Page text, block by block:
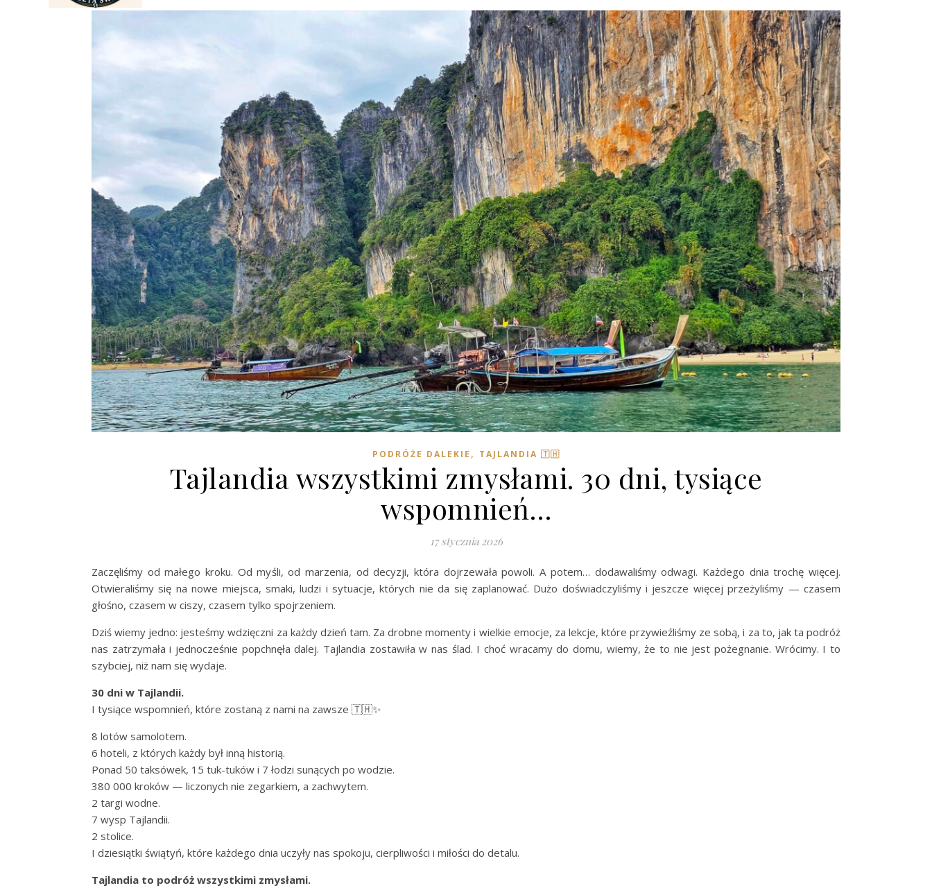
PODRÓŻE DALEKIE , TAJLANDIA 🇹🇭
Tajlandia wszystkimi zmysłami. 30 dni, tysiące
wspomnień…
17 stycznia 2026
Zaczęliśmy od małego kroku. Od myśli, od marzenia, od decyzji, która dojrzewała powoli. A potem… dodawaliśmy odwagi. Każdego dnia trochę więcej.
Otwieraliśmy się na nowe miejsca, smaki, ludzi i sytuacje, których nie da się zaplanować. Dużo doświadczyliśmy i jeszcze więcej przeżyliśmy — czasem
głośno, czasem w ciszy, czasem tylko spojrzeniem.
Dziś wiemy jedno: jesteśmy wdzięczni za każdy dzień tam. Za drobne momenty i wielkie emocje, za lekcje, które przywieźliśmy ze sobą, i za to, jak ta podróż
nas zatrzymała i jednocześnie popchnęła dalej. Tajlandia zostawiła w nas ślad. I choć wracamy do domu, wiemy, że to nie jest pożegnanie. Wrócimy. I to
szybciej, niż nam się wydaje.
30 dni w Tajlandii.
I tysiące wspomnień, które zostaną z nami na zawsze 🇹🇭✨
8 lotów samolotem.
6 hoteli, z których każdy był inną historią.
Ponad 50 taksówek, 15 tuk-tuków i 7 łodzi sunących po wodzie.
380 000 kroków — liczonych nie zegarkiem, a zachwytem.
2 targi wodne.
7 wysp Tajlandii.
2 stolice.
I dziesiątki świątyń, które każdego dnia uczyły nas spokoju, cierpliwości i miłości do detalu.
Tajlandia to podróż wszystkimi zmysłami.